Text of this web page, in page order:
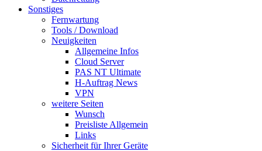
Sonstiges
Fernwartung
Tools / Download
Neuigkeiten
Allgemeine Infos
Cloud Server
PAS NT Ultimate
H-Auftrag News
VPN
weitere Seiten
Wunsch
Preisliste Allgemein
Links
Sicherheit für Ihrer Geräte